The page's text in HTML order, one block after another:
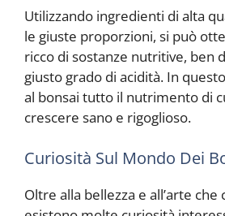
Utilizzando ingredienti di alta
le giuste proporzioni, si può
ricco di sostanze nutritive, ben
giusto grado di acidità. In
al bonsai tutto il nutrimento di
crescere sano e rigoglioso.
Curiosità Sul Mondo Dei
Oltre alla bellezza e all’arte che